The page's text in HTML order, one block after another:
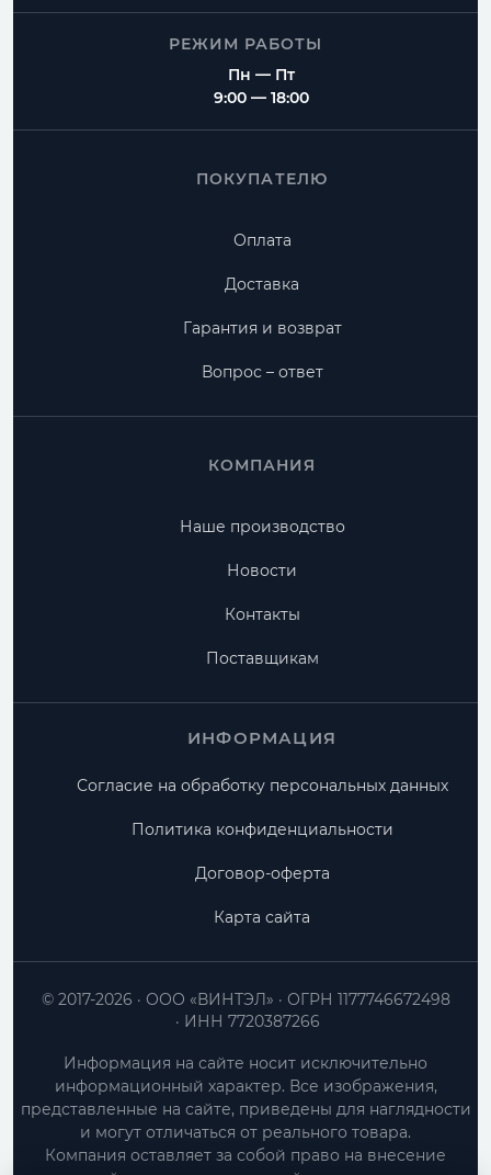
РЕЖИМ РАБОТЫ
Пн — Пт
9:00 — 18:00
ПОКУПАТЕЛЮ
Оплата
Доставка
Гарантия и возврат
Вопрос – ответ
КОМПАНИЯ
Наше производство
Новости
Контакты
Поставщикам
ИНФОРМАЦИЯ
Согласие на обработку персональных данных
Политика конфиденциальности
Договор-оферта
Карта сайта
ООО «ВИНТЭЛ»
ОГРН 1177746672498
ИНН 7720387266
© 2017-2026
Информация на сайте носит исключительно
информационный характер. Все изображения,
представленные на сайте, приведены для наглядности
и могут отличаться от реального товара.
Компания оставляет за собой право на внесение